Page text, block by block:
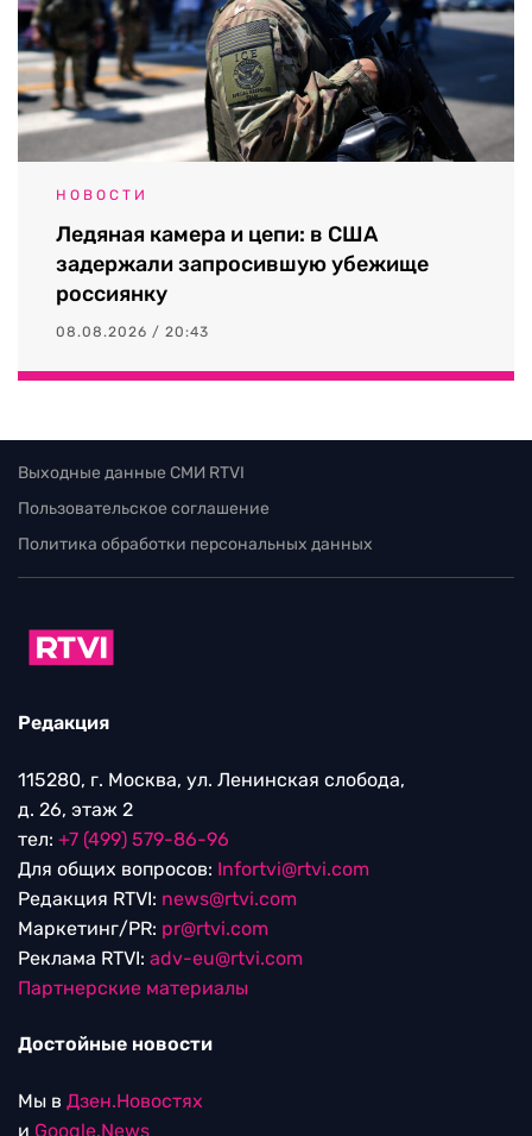
НОВОСТИ
Ледяная камера и цепи: в США
задержали запросившую убежище
россиянку
08.08.2026 / 20:43
Выходные данные СМИ RTVI
Пользовательское соглашение
Политика обработки персональных данных
Редакция
115280, г. Москва, ул. Ленинская слобода,
д. 26, этаж 2
тел: +7 (499) 579-86-96
Для общих вопросов: Infortvi@rtvi.com
Редакция RTVI: news@rtvi.com
Маркетинг/PR: pr@rtvi.com
Реклама RTVI: adv-eu@rtvi.com
Партнерские материалы
Достойные новости
Мы в Дзен.Новостях
и Google.News